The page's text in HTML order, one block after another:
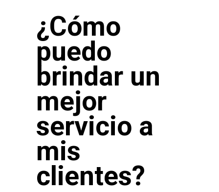
¿Cómo
puedo
brindar un
mejor
servicio a
mis
clientes?